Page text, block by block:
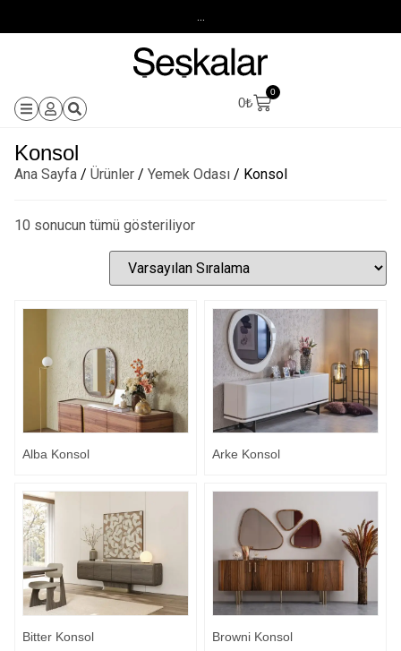
0₺
0
Konsol
Ana Sayfa / Ürünler / Yemek Odası / Konsol
10 sonucun tümü gösteriliyor
Alba Konsol Arke Konsol
Bitter Konsol Browni Konsol